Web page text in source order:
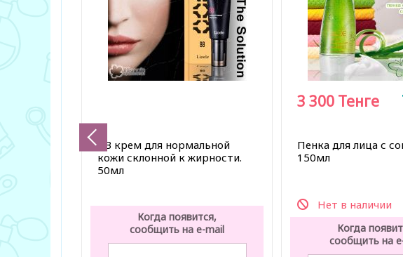
BB крем для нормальной
кожи склонной к жирности.
50мл
Когда появится,
сообщить на e-mail
Пенка для лица с
150мл
Нет в наличии
3 300 Тенге
Когда
сообщить на